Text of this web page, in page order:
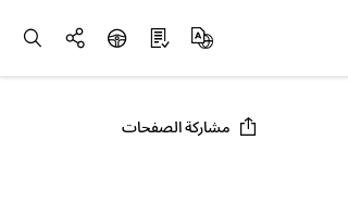
مشاركة الصفحات